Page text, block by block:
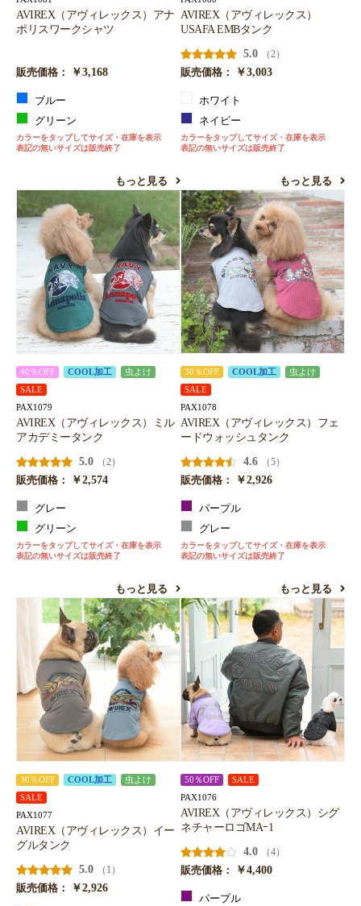
AVIREX（アヴィレックス）アナ
ポリスワークシャツ
販売価格： ￥3,168
ブルー
グリーン
カラーをタップしてサイズ・在庫を表示
表記の無いサイズは販売終了
もっと見る
AVIREX（アヴィレックス）
USAFA EMBタンク
5.0
（2）
販売価格：
￥3,003
ホワイト
ネイビー
カラーをタップしてサイズ・在庫を表示
表記の無いサイズは販売終了
もっと見る
40％OFF COOL加工
虫よけ
SALE
PAX1079
AVIREX（アヴィレックス）ミル
アカデミータンク
5.0
（2）
販売価格：
￥2,574
グレー
グリーン
カラーをタップしてサイズ・在庫を表示
表記の無いサイズは販売終了
もっと見る
30％OFF COOL加工
虫よけ
SALE
PAX1078
AVIREX（アヴィレックス）フェ
ードウォッシュタンク
4.6
（5）
販売価格：
￥2,926
パープル
グレー
カラーをタップしてサイズ・在庫を表示
表記の無いサイズは販売終了
もっと見る
30％OFF COOL加工
虫よけ
SALE
PAX1077
AVIREX（アヴィレックス）イー
グルタンク
5.0
（1）
販売価格：
￥2,926
50％OFF SALE
PAX1076
AVIREX（アヴィレックス）シグ
ネチャーロゴMAｰ1
4.0
（4）
販売価格：
￥4,400
パープル